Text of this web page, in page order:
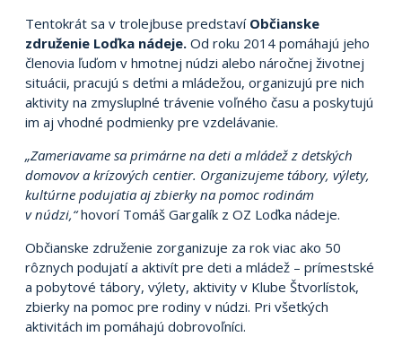
Tentokrát sa v trolejbuse predstaví Občianske
združenie Loďka nádeje. Od roku 2014 pomáhajú jeho
členovia ľuďom v hmotnej núdzi alebo náročnej životnej
situácii, pracujú s deťmi a mládežou, organizujú pre nich
aktivity na zmysluplné trávenie voľného času a poskytujú
im aj vhodné podmienky pre vzdelávanie.
„Zameriavame sa primárne na deti a mládež z detských
domovov a krízových centier. Organizujeme tábory, výlety,
kultúrne podujatia aj zbierky na pomoc rodinám
v núdzi,“hovorí Tomáš Gargalík z OZ Loďka nádeje.
Občianske združenie zorganizuje za rok viac ako 50
rôznych podujatí a aktivít pre deti a mládež – prímestské
a pobytové tábory, výlety, aktivity v Klube Štvorlístok,
zbierky na pomoc pre rodiny v núdzi. Pri všetkých
aktivitách im pomáhajú dobrovoľníci.